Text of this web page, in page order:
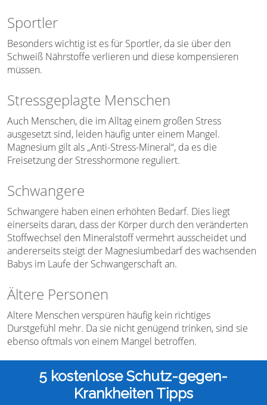
Sportler
Besonders wichtig ist es für Sportler, da sie über den
Schweiß Nährstoffe verlieren und diese kompensieren
müssen.
Stressgeplagte Menschen
Auch Menschen, die im Alltag einem großen Stress
ausgesetzt sind, leiden häufig unter einem Mangel.
Magnesium gilt als „Anti-Stress-Mineral“, da es die
Freisetzung der Stresshormone reguliert.
Schwangere
Schwangere haben einen erhöhten Bedarf. Dies liegt
einerseits daran, dass der Körper durch den veränderten
Stoffwechsel den Mineralstoff vermehrt ausscheidet und
andererseits steigt der Magnesiumbedarf des wachsenden
Babys im Laufe der Schwangerschaft an.
Ältere Personen
Altere Menschen verspüren häufig kein richtiges
Durstgefühl mehr. Da sie nicht genügend trinken, sind sie
ebenso oftmals von einem Mangel betroffen.